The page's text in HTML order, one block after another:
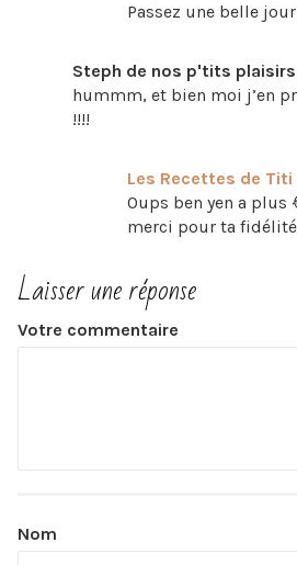
Passez une belle
Steph de nos p'tits plaisirs
hummm, et bien moi j’en
!!!!
Les Recettes de Titi
Oups ben yen a
merci pour ta
Laisser une réponse
Votre commentaire
Nom